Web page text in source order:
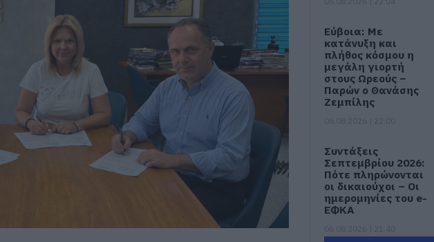
Εύβοια: Με
κατάνυξη και
πλήθος κόσμου η
μεγάλη γιορτή
στους Ωρεούς –
Παρών ο Θανάσης
Ζεμπίλης
Συντάξεις
Σεπτεμβρίου 2026:
Πότε πληρώνονται
οι δικαιούχοι – Οι
ημερομηνίες του e-
ΕΦΚΑ